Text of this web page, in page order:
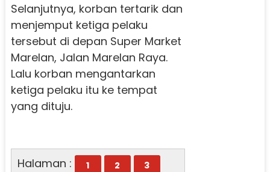
Selanjutnya, korban tertarik dan
menjemput ketiga pelaku
tersebut di depan Super Market
Marelan, Jalan Marelan Raya.
Lalu korban mengantarkan
ketiga pelaku itu ke tempat
yang dituju.
Halaman : 1 2
3